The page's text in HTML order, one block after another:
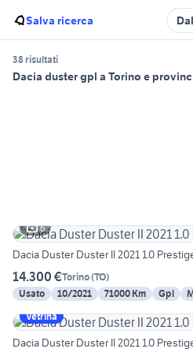
Salva ricerca
38 risultati
Dacia duster gpl a Torino e
6
Dacia Duster Duster II 2021 1.0
14.300 €Torino(TO)
Usato
10/2021 71000 Km Gpl
Vetrina
Dacia Duster Duster II 2021 1.0